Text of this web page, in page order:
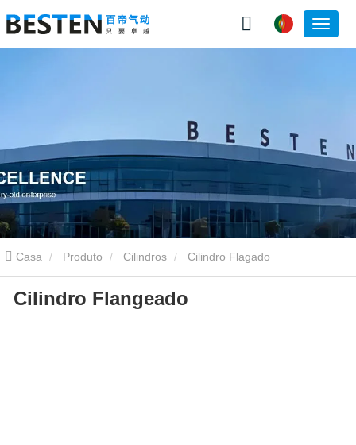
Casa Produto Cilindros Cilindro Flagado
Cilindro Flangeado